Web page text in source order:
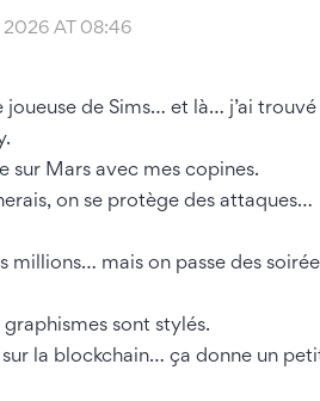
2026 AT 08:46
joueuse de Sims… et là… j’ai trouvé
sur Mars avec mes copines.
on se protège des attaques…
millions… mais on passe des
sont stylés.
la blockchain… ça donne un